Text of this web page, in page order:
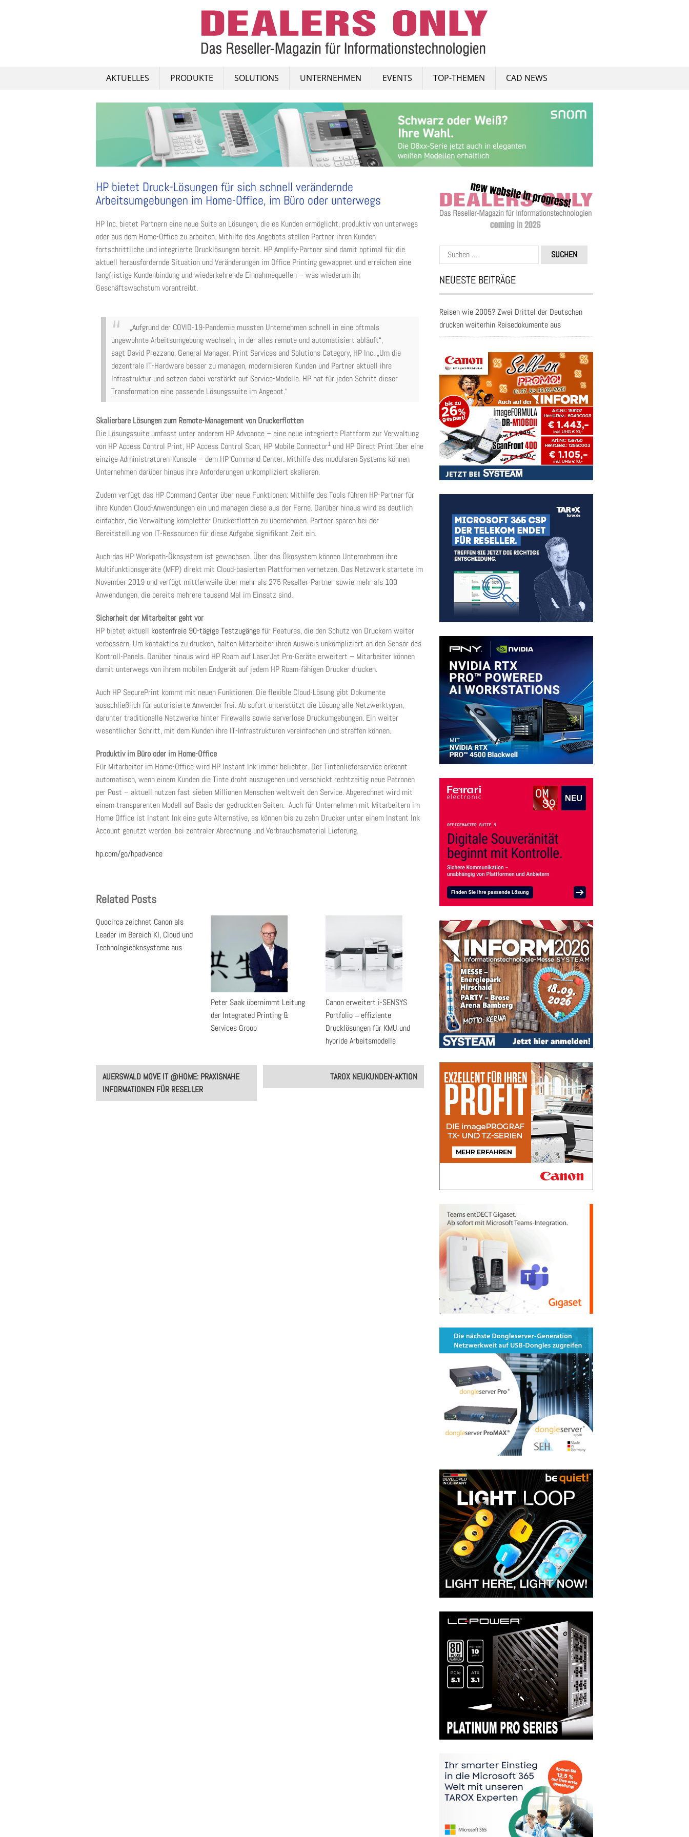
AKTUELLES PRODUKTE SOLUTIONS UNTERNEHMEN EVENTS TOP-THEMEN CAD NEWS
HP bietet Druck-Lösungen für sich schnell verändernde
Arbeitsumgebungen im Home-Office, im Büro oder unterwegs
HP Inc. bietet Partnern eine neue Suite an Lösungen, die es Kunden ermöglicht, produktiv von unterwegs
oder aus dem Home-Office zu arbeiten. Mithilfe des Angebots stellen Partner ihren Kunden
fortschrittliche und integrierte Drucklösungen bereit. HP Amplify-Partner sind damit optimal für die
aktuell herausfordernde Situation und Veränderungen im Office Printing gewappnet und erreichen eine
langfristige Kundenbindung und wiederkehrende Einnahmequellen – was wiederum ihr
Geschäftswachstum vorantreibt.
„Aufgrund der COVID-19-Pandemie mussten Unternehmen schnell in eine oftmals
ungewohnte Arbeitsumgebung wechseln, in der alles remote und automatisiert abläuft“,
sagt David Prezzano, General Manager, Print Services and Solutions Category, HP Inc. „Um die
dezentrale IT-Hardware besser zu managen, modernisieren Kunden und Partner aktuell ihre
Infrastruktur und setzen dabei verstärkt auf Service-Modelle. HP hat für jeden Schritt dieser
Transformation eine passende Lösungssuite im Angebot.“
Skalierbare Lösungen zum Remote-Management von Druckerflotten
Die Lösungssuite umfasst unter anderem HP Advcance – eine neue integrierte Plattform zur Verwaltung
von HP Access Control Print, HP Access Control Scan, HP Mobile Connector1 und HP Direct Print über eine
einzige Administratoren-Konsole – dem HP Command Center. Mithilfe des modularen Systems können
Unternehmen darüber hinaus ihre Anforderungen unkompliziert skalieren.
Zudem verfügt das HP Command Center über neue Funktionen: Mithilfe des Tools führen HP-Partner für
ihre Kunden Cloud-Anwendungen ein und managen diese aus der Ferne. Darüber hinaus wird es deutlich
einfacher, die Verwaltung kompletter Druckerflotten zu übernehmen. Partner sparen bei der
Bereitstellung von IT-Ressourcen für diese Aufgabe signifikant Zeit ein.
Auch das HP Workpath-Ökosystem ist gewachsen. Über das Ökosystem können Unternehmen ihre
Multifunktionsgeräte (MFP) direkt mit Cloud-basierten Plattformen vernetzen. Das Netzwerk startete im
November 2019 und verfügt mittlerweile über mehr als 275 Reseller-Partner sowie mehr als 100
Anwendungen, die bereits mehrere tausend Mal im Einsatz sind.
Sicherheit der Mitarbeiter geht vor
HP bietet aktuell kostenfreie 90-tägige Testzugängefür Features, die den Schutz von Druckern weiter
verbessern. Um kontaktlos zu drucken, halten Mitarbeiter ihren Ausweis unkompliziert an den Sensor des
Kontroll-Panels. Darüber hinaus wird HP Roam auf LaserJet Pro-Geräte erweitert – Mitarbeiter können
damit unterwegs von ihrem mobilen Endgerät auf jedem HP Roam-fähigen Drucker drucken.
Auch HP SecurePrint kommt mit neuen Funktionen. Die flexible Cloud-Lösung gibt Dokumente
ausschließlich für autorisierte Anwender frei. Ab sofort unterstützt die Lösung alle Netzwerktypen,
darunter traditionelle Netzwerke hinter Firewalls sowie serverlose Druckumgebungen. Ein weiter
wesentlicher Schritt, mit dem Kunden ihre IT-Infrastrukturen vereinfachen und straffen können.
Produktiv im Büro oder im Home-Office
Für Mitarbeiter im Home-Office wird HP Instant Ink immer beliebter. Der Tintenlieferservice erkennt
automatisch, wenn einem Kunden die Tinte droht auszugehen und verschickt rechtzeitig neue Patronen
per Post – aktuell nutzen fast sieben Millionen Menschen weltweit den Service. Abgerechnet wird mit
einem transparenten Modell auf Basis der gedruckten Seiten. Auch für Unternehmen mit Mitarbeitern im
Home Office ist Instant Ink eine gute Alternative, es können bis zu zehn Drucker unter einem Instant Ink
Account genutzt werden, bei zentraler Abrechnung und Verbrauchsmaterial Lieferung.
hp.com/go/hpadvance
Related Posts
Quocirca zeichnet Canon als
Leader im Bereich KI, Cloud und
Technologieökosysteme aus
Peter Saak übernimmt Leitung
der Integrated Printing &
Services Group
Canon erweitert i-SENSYS
Portfolio ‒ effiziente
Drucklösungen für KMU und
hybride Arbeitsmodelle
Post
navigation
AUERSWALD MOVE IT @HOME: PRAXISNAHE
INFORMATIONEN FÜR RESELLER
TAROX NEUKUNDEN-AKTION
Suchen
nach:
NEUESTE BEITRÄGE
Reisen wie 2005? Zwei Drittel der Deutschen
drucken weiterhin Reisedokumente aus